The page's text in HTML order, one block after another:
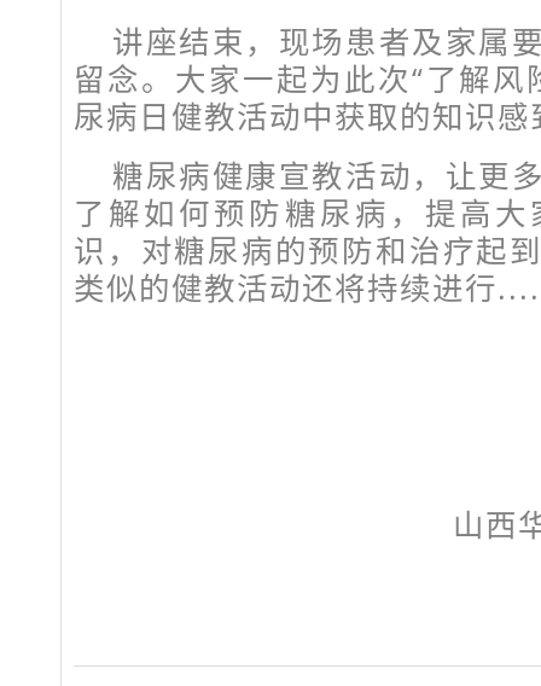
讲座结束，现场患者及家属
留念。大家一起为此次“了解
尿病日健教活动中获取的知识感
糖尿病健康宣教活动，让更
了解如何预防糖尿病，提高
识，对糖尿病的预防和治疗起
类似的健教活动还将持续进行
山西